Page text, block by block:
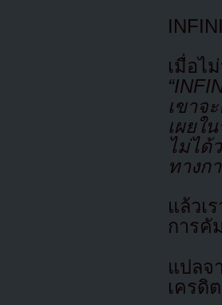
เมื่อไ
เขาจ
เผยใ
ไม่ได้
ทางก
แล้วเ
การคั
แปล
เครดิ